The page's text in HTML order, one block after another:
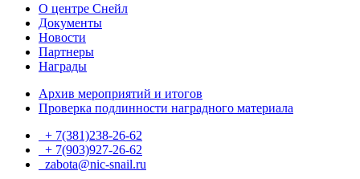
О центре Снейл
Документы
Новости
Партнеры
Награды
Архив мероприятий и итогов
Проверка подлинности наградного материала
+ 7(381)238-26-62
+ 7(903)927-26-62
zabota@nic-snail.ru